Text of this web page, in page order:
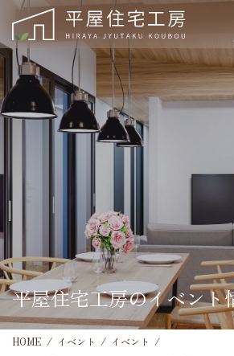
平屋住宅工房のイベント
HOME イベント
イベント